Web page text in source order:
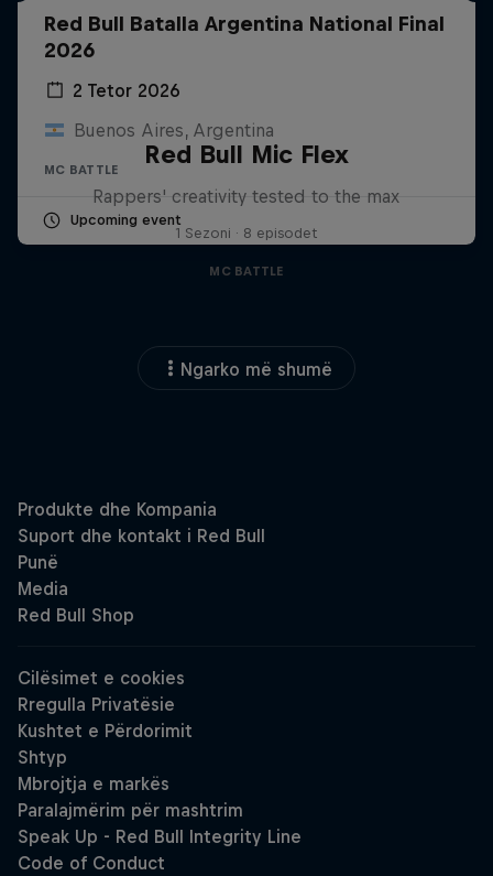
Red Bull Batalla Argentina National Final
2026
2 Tetor 2026
Buenos Aires, Argentina
MC BATTLE
Upcoming event
Red Bull Mic Flex
Rappers' creativity tested to the max
1 Sezoni · 8 episodet
MC BATTLE
Ngarko më shumë